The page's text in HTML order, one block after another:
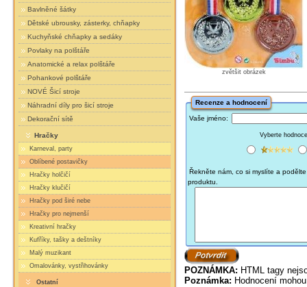
Bavlněné šátky
Dětské ubrousky, zásterky, chňapky
Kuchyňské chňapky a sedáky
Povlaky na polštáře
Anatomické a relax polštáře
Pohankové polštáře
NOVÉ Šicí stroje
Náhradní díly pro šicí stroje
Dekorační sítě
Hračky
Karneval, party
Oblíbené postavičky
Hračky holčičí
Hračky klučičí
Hračky pod širé nebe
Hračky pro nejmenší
Kreativní hračky
Kufříky, tašky a deštníky
Malý muzikant
Omalovánky, vystřihovánky
Ostatní
zvětšit obrázek
Recenze a hodnocení
Vaše jméno:
Vyberte
Řekněte nám, co si myslíte a
produktu.
POZNÁMKA: HTML tagy
Poznámka: Hodnocení